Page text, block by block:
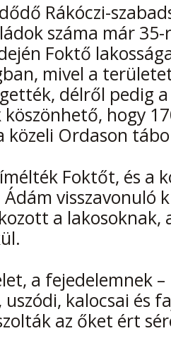
Rákóczi-
száma már
Foktő
mivel a
délről pedig
hogy
közeli Ordason
Foktőt, és a
visszavonuló
a lakosoknak,
a fejedelemnek
kalocsai és
az őket ért